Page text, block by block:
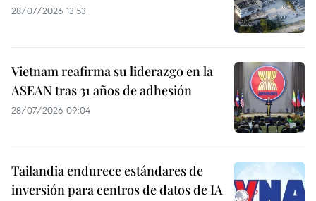
28/07/2026 13:53
Vietnam reafirma su liderazgo en la
ASEAN tras 31 años de adhesión
28/07/2026 09:04
Tailandia endurece estándares de
inversión para centros de datos de IA